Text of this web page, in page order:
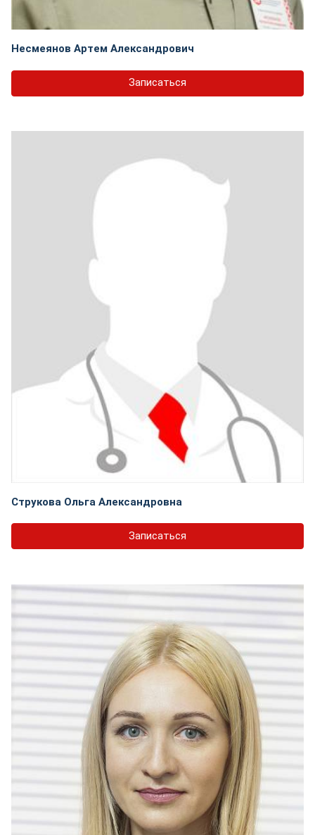
Несмеянов Артем Александрович
Записаться
Струкова Ольга Александровна
Записаться